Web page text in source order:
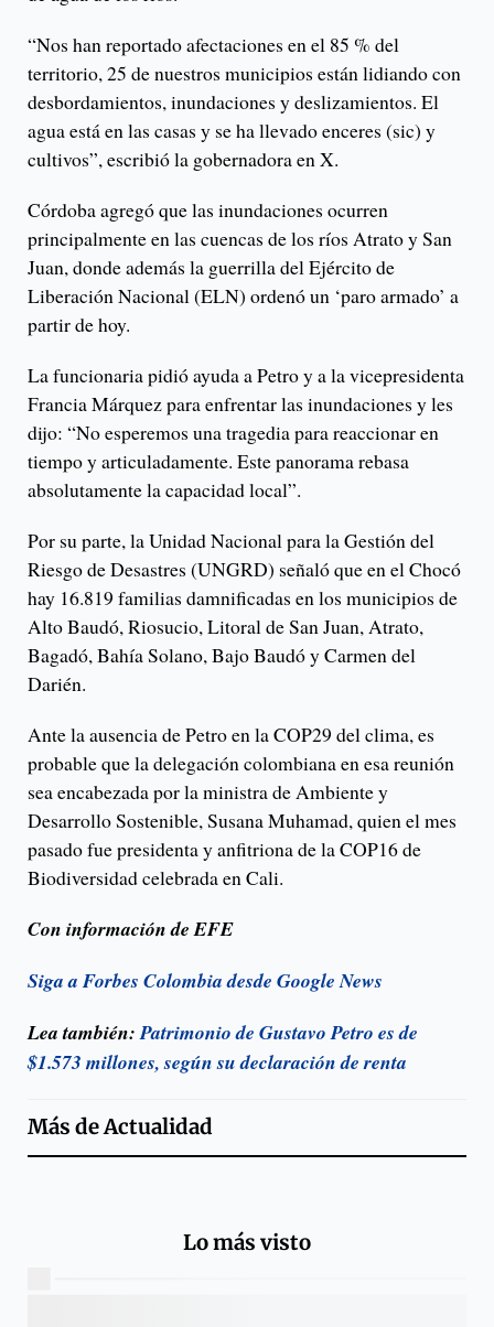
“Nos han reportado afectaciones en el 85 % del
territorio, 25 de nuestros municipios están lidiando con
desbordamientos, inundaciones y deslizamientos. El
agua está en las casas y se ha llevado enceres (sic) y
cultivos”, escribió la gobernadora en X.
Córdoba agregó que las inundaciones ocurren
principalmente en las cuencas de los ríos Atrato y San
Juan, donde además la guerrilla del Ejército de
Liberación Nacional (ELN) ordenó un ‘paro armado’ a
partir de hoy.
La funcionaria pidió ayuda a Petro y a la vicepresidenta
Francia Márquez para enfrentar las inundaciones y les
dijo: “No esperemos una tragedia para reaccionar en
tiempo y articuladamente. Este panorama rebasa
absolutamente la capacidad local”.
Por su parte, la Unidad Nacional para la Gestión del
Riesgo de Desastres (UNGRD) señaló que en el Chocó
hay 16.819 familias damnificadas en los municipios de
Alto Baudó, Riosucio, Litoral de San Juan, Atrato,
Bagadó, Bahía Solano, Bajo Baudó y Carmen del
Darién.
Ante la ausencia de Petro en la COP29 del clima, es
probable que la delegación colombiana en esa reunión
sea encabezada por la ministra de Ambiente y
Desarrollo Sostenible, Susana Muhamad, quien el mes
pasado fue presidenta y anfitriona de la COP16 de
Biodiversidad celebrada en Cali.
Con información de EFE
Siga a Forbes Colombia desde Google News
Lea también:Patrimonio de Gustavo Petro es de
$1.573 millones, según su declaración de renta
Más deActualidad
Lo más visto